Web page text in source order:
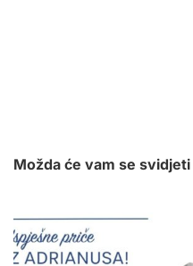
Možda će vam se svidjeti